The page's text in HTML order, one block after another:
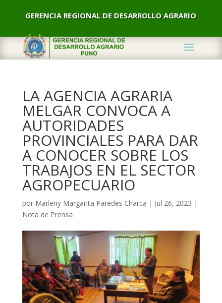
GERENCIA REGIONAL DE DESARROLLO AGRARIO
LA AGENCIA AGRARIA
MELGAR CONVOCA A
AUTORIDADES
PROVINCIALES PARA DAR
A CONOCER SOBRE LOS
TRABAJOS EN EL SECTOR
AGROPECUARIO
por Marleny Margarita Paredes Charca | Jul 26, 2023 |
Nota de Prensa